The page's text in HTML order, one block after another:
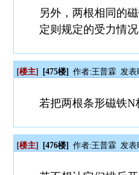
另外，两根相同的
定则规定的受力情况
[楼主] [475楼] 作者:王普霖 发表
若把两根条形磁铁N
[楼主] [476楼] 作者:王普霖 发表